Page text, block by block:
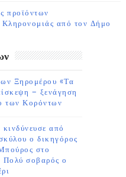
προϊόντων
Κληρονομιάς από τον Δήμο
Ξηρομέρου «Τα
– ξενάγηση
των Κορόντων
από
ο δικηγόρος
στο
Πολύ σοβαρός ο